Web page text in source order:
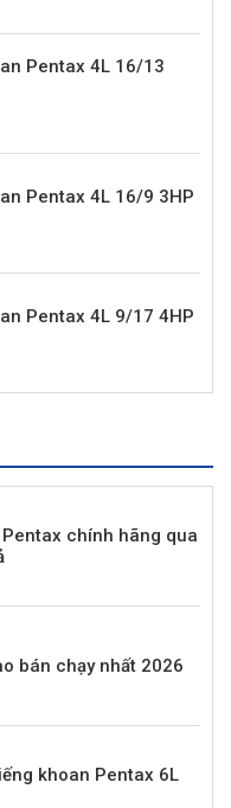
Pentax 4L 16/13
Pentax 4L 16/9 3HP
Pentax 4L 9/17 4HP
chính hãng qua
bán chạy nhất 2026
khoan Pentax 6L